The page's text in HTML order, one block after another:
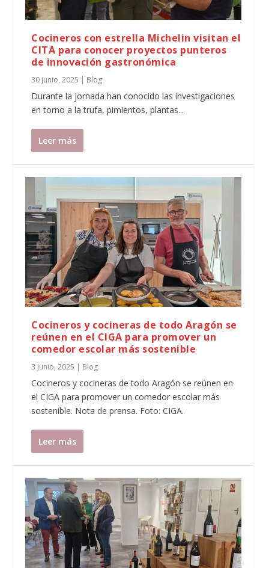
Cocineros con estrella Michelin visitan el
CITA para conocer proyectos punteros
de innovación gastronómica
30 junio, 2025 | Blog
Durante la jornada han conocido las investigaciones
en torno a la trufa, pimientos, plantas...
Leer más
Cocineros y cocineras de todo Aragón se
reúnen en el CIGA para promover un
comedor escolar más sostenible
3 junio, 2025 | Blog
Cocineros y cocineras de todo Aragón se reúnen en
el CIGA para promover un comedor escolar más
sostenible. Nota de prensa. Foto: CIGA.
Leer más